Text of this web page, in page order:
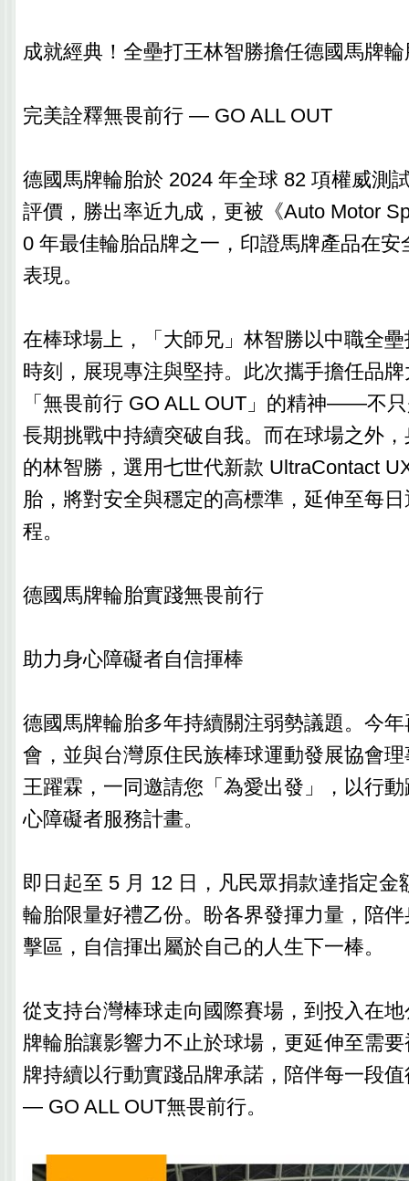
成就經典！全壘打王林智勝擔任德國馬牌
完美詮釋無畏前行 — GO ALL OUT
德國馬牌輪胎於 2024 年全球 82 項權威測
評價，勝出率近九成，更被《Auto Motor
0 年最佳輪胎品牌之一，印證馬牌產品在安
表現。
在棒球場上，「大師兄」林智勝以中職全
時刻，展現專注與堅持。此次攜手擔任品
「無畏前行 GO ALL OUT」的精神——不
長期挑戰中持續突破自我。而在球場之外
的林智勝，選用七世代新款 UltraContact
胎，將對安全與穩定的高標準，延伸至每
程。
德國馬牌輪胎實踐無畏前行
助力身心障礙者自信揮棒
德國馬牌輪胎多年持續關注弱勢議題。今
會，並與台灣原住民族棒球運動發展協會
王躍霖，一同邀請您「為愛出發」，以行
心障礙者服務計畫。
即日起至 5 月 12 日，凡民眾捐款達指定金
輪胎限量好禮乙份。盼各界發揮力量，陪
擊區，自信揮出屬於自己的人生下一棒。
從支持台灣棒球走向國際賽場，到投入在
牌輪胎讓影響力不止於球場，更延伸至需
牌持續以行動實踐品牌承諾，陪伴每一段
— GO ALL OUT無畏前行。